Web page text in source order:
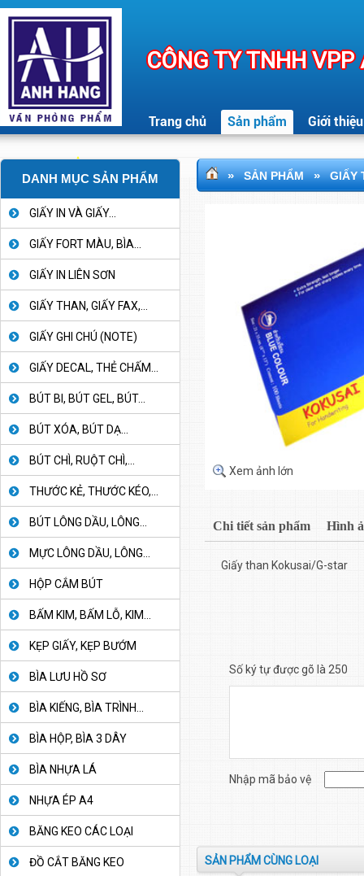
CÔNG TY TNHH
Trang chủ Sản phẩm Giới thiệu
DANH MỤC SẢN PHẨM
GIẤY IN VÀ GIẤY...
GIẤY FORT MÀU, BÌA...
GIẤY IN LIÊN SƠN
GIẤY THAN, GIẤY FAX,...
GIẤY GHI CHÚ (NOTE)
GIẤY DECAL, THẺ CHẤM...
BÚT BI, BÚT GEL, BÚT...
BÚT XÓA, BÚT DẠ...
BÚT CHÌ, RUỘT CHÌ,...
THƯỚC KẺ, THƯỚC KÉO,...
BÚT LÔNG DẦU, LÔNG...
MỰC LÔNG DẦU, LÔNG...
HỘP CẮM BÚT
BẤM KIM, BẤM LỖ, KIM...
KẸP GIẤY, KẸP BƯỚM
BÌA LƯU HỒ SƠ
BÌA KIẾNG, BÌA TRÌNH...
BÌA HỘP, BÌA 3 DÂY
BÌA NHỰA LÁ
NHỰA ÉP A4
BĂNG KEO CÁC LOẠI
ĐỒ CẮT BĂNG KEO
» SẢN PHẨM » GIẤY
Xem ảnh lớn
Chi tiết sản phẩm Hình
Giấy than Kokusai/G-star
Số ký tự được gõ là 250
Nhập mã bảo vệ
SẢN PHẨM CÙNG LOẠI